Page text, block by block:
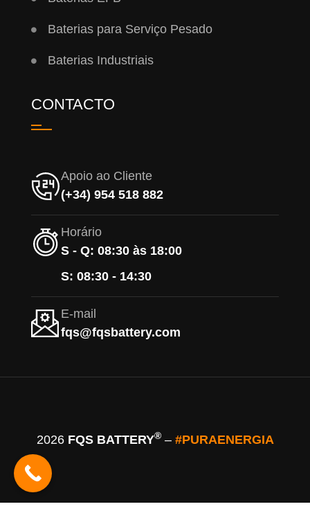
Baterias para Serviço Pesado
Baterias Industriais
CONTACTO
Apoio ao Cliente
(+34) 954 518 882
Horário
S - Q: 08:30 às 18:00
S: 08:30 - 14:30
E-mail
fqs@fqsbattery.com
2026 FQS BATTERY®– #PURAENERGIA